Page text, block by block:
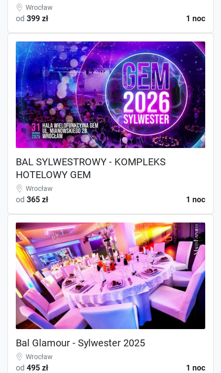
Wrocław
od 399 zł 1 noc
BAL SYLWESTROWY - KOMPLEKS
HOTELOWY GEM
Wrocław
od 365 zł 1 noc
Bal Glamour - Sylwester 2025
Wrocław
od 495 zł 1 noc